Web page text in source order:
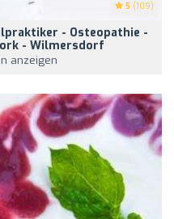
5 (109)
- Osteopathie -
- Wilmersdorf
anzeigen